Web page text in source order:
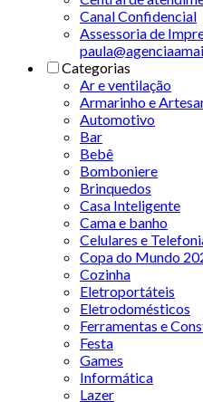
Canal Confidencial
Assessoria de
Categorias
Ar e ventilação
Armarinho e
Automotivo
Bar
Bebê
Bomboniere
Brinquedos
Casa Inteligente
Cama e banho
Celulares e
Copa do Mundo
Cozinha
Eletroportáteis
Eletrodomésticos
Ferramentas e
Festa
Games
Informática
Lazer